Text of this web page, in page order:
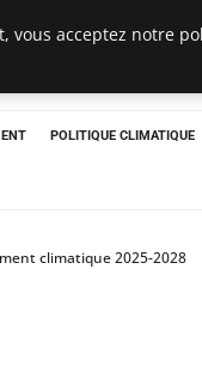
POLITIQUE CLIMATIQUE
climatique 2025-2028
vous acceptez notre